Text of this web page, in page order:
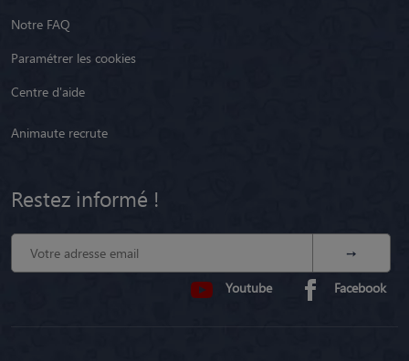
Notre FAQ
Paramétrer les cookies
Centre d'aide
Animaute recrute
Restez informé !
Youtube Facebook